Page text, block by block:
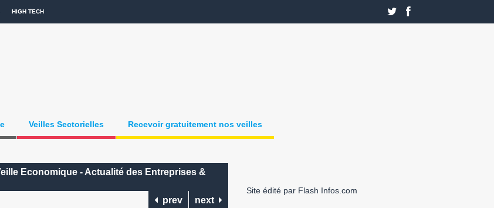
HIGH TECH
Veilles Sectorielles Recevoir gratuitement nos veilles
Economique - Actualité des Entreprises &
prev
next
Site édité par Flash Infos.com